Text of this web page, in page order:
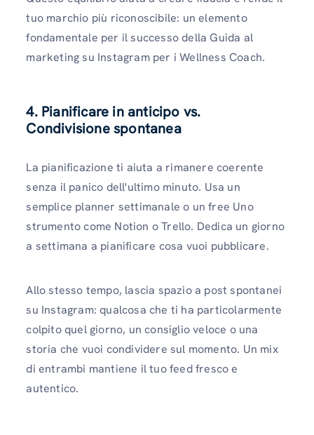
tuo marchio più riconoscibile: un elemento
fondamentale per il successo della Guida al
marketing su Instagram per i Wellness Coach.
4. Pianificare in anticipo vs.
Condivisione spontanea
La pianificazione ti aiuta a rimanere coerente
senza il panico dell'ultimo minuto. Usa un
semplice planner settimanale o un free Uno
strumento come Notion o Trello. Dedica un giorno
a settimana a pianificare cosa vuoi pubblicare.
Allo stesso tempo, lascia spazio a post spontanei
su Instagram: qualcosa che ti ha particolarmente
colpito quel giorno, un consiglio veloce o una
storia che vuoi condividere sul momento. Un mix
di entrambi mantiene il tuo feed fresco e
autentico.